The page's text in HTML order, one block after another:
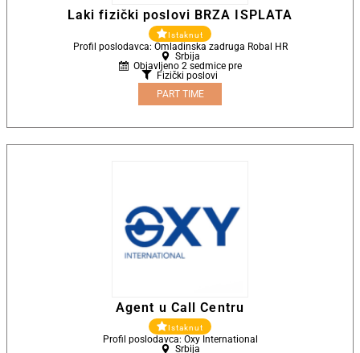
Laki fizički poslovi BRZA ISPLATA
Istaknut
Profil poslodavca: Omladinska zadruga Robal HR
Srbija
Objavljeno 2 sedmice pre
Fizički poslovi
PART TIME
Agent u Call Centru
Istaknut
Profil poslodavca: Oxy International
Srbija